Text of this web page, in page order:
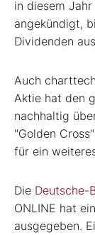
in diesem
angekündigt,
Dividenden
Auch
Aktie hat den
nachhaltig
"Golden
für ein
Die Deutsche-
ONLINE hat
ausgegeben.